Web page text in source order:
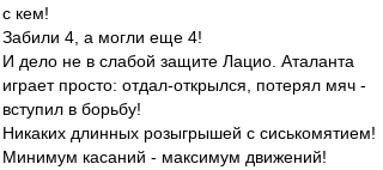
с кем!
Забили 4, а могли еще 4!
И дело не в слабой защите Лацио. Аталанта
играет просто: отдал-открылся, потерял мяч -
вступил в борьбу!
Никаких длинных розыгрышей с сиськомятием!
Минимум касаний - максимум движений!